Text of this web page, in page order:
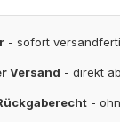
- sofort
Versand - direkt
-